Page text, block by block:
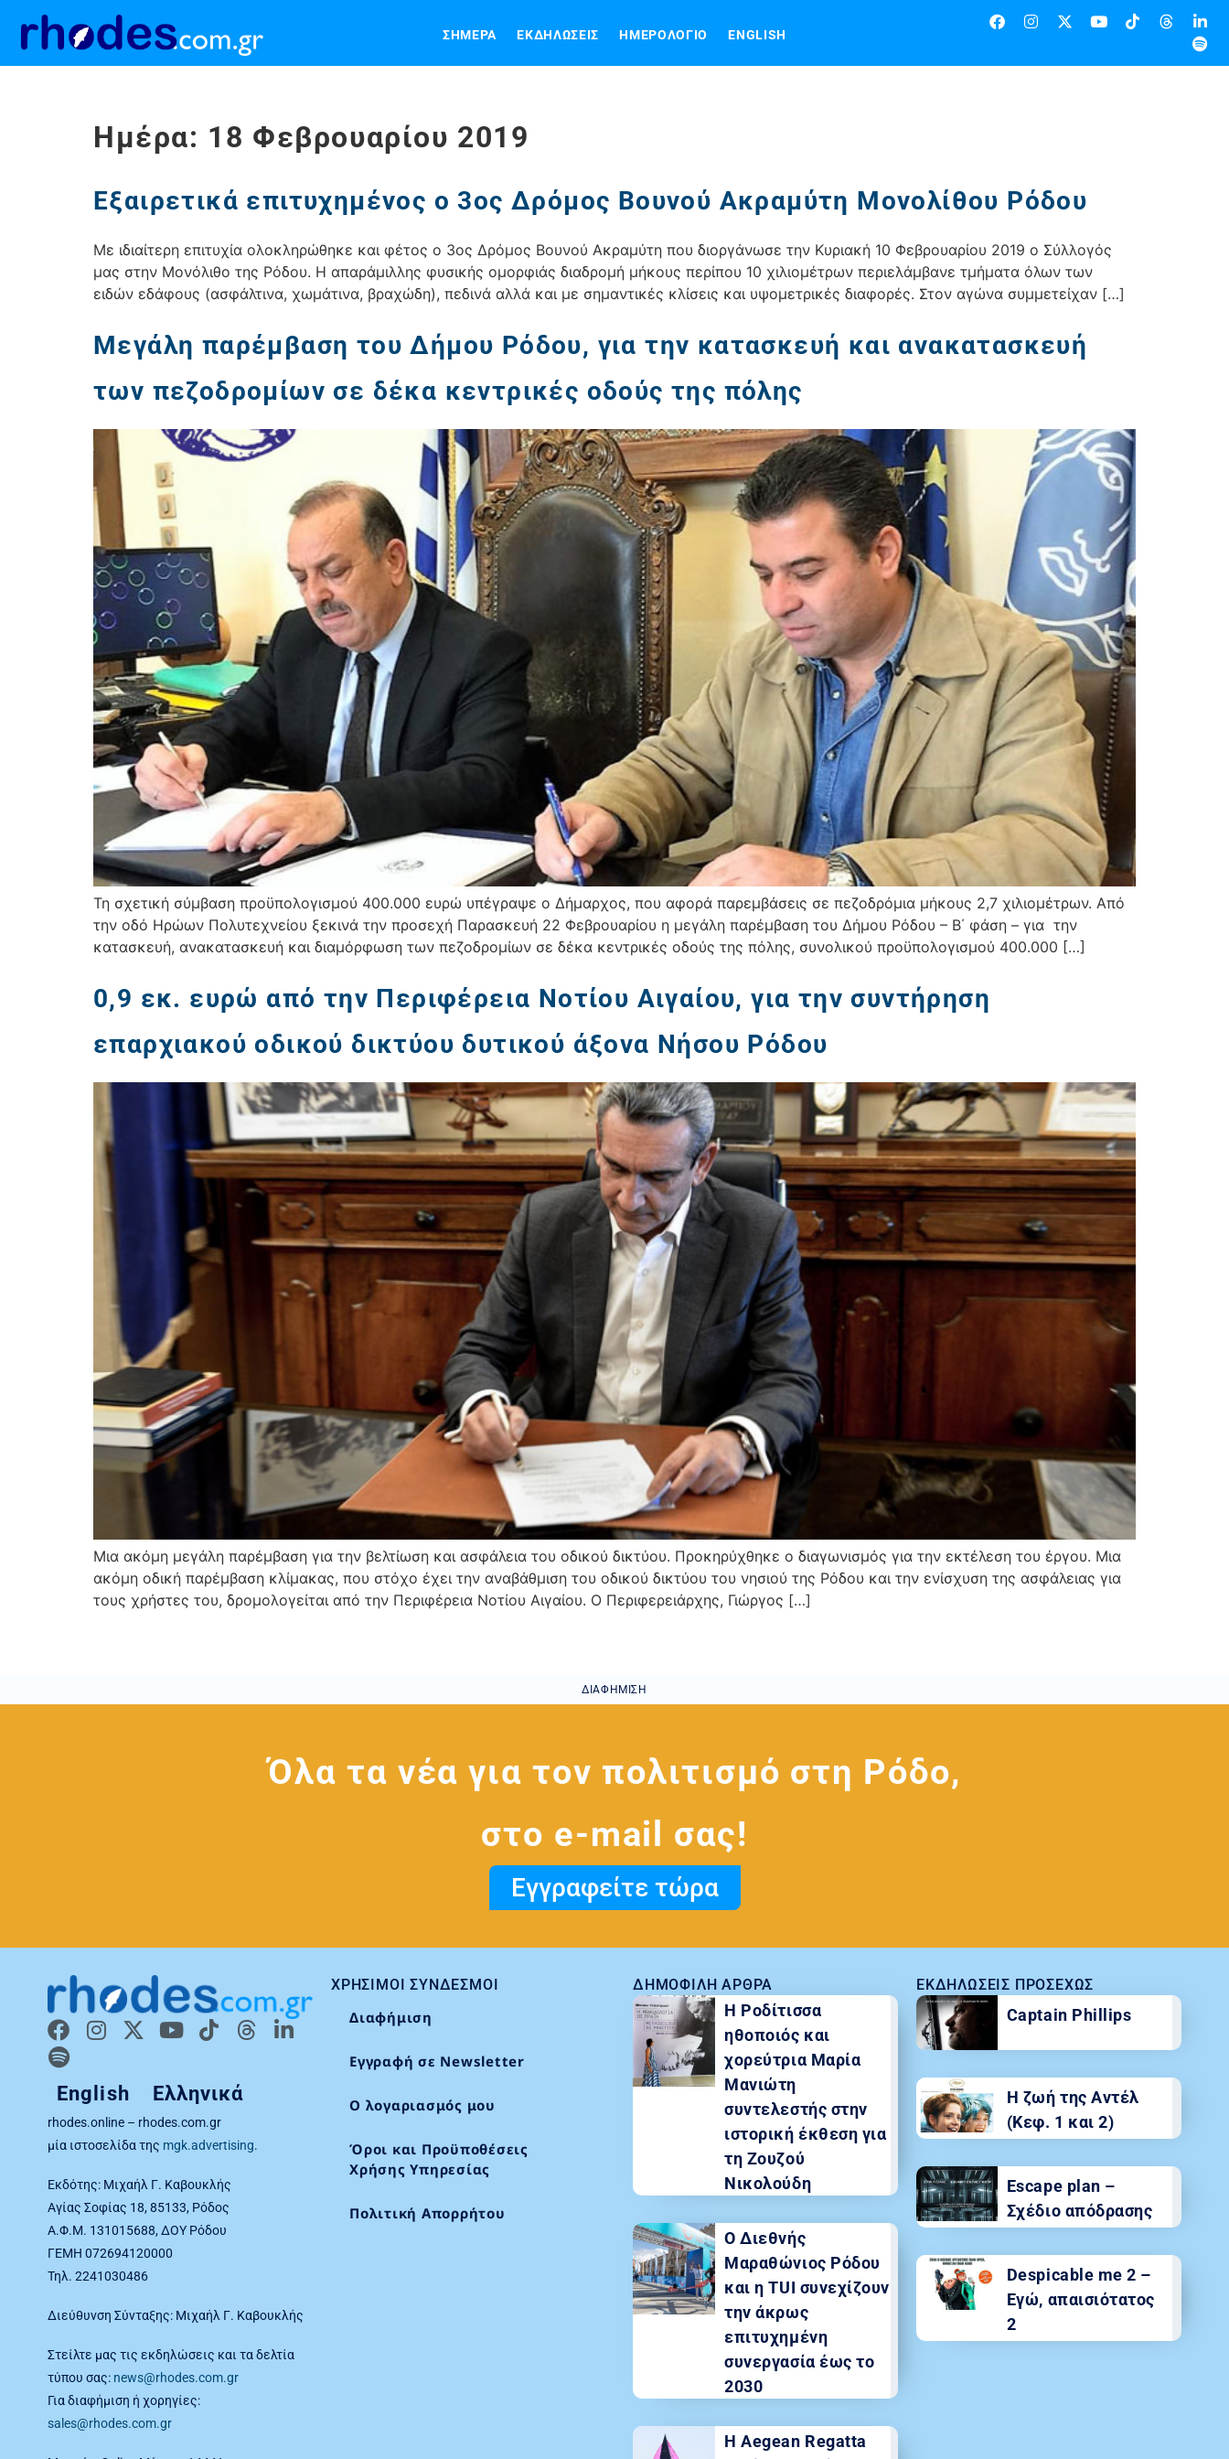
ΣΉΜΕΡΑ ΕΚΔΗΛΏΣΕΙΣ ΗΜΕΡΟΛΌΓΙΟ ENGLISH
Ημέρα: 18 Φεβρουαρίου 2019
Εξαιρετικά επιτυχημένος ο 3ος Δρόμος Βουνού Ακραμύτη Μονολίθου Ρόδου
Με ιδιαίτερη επιτυχία ολοκληρώθηκε και φέτος ο 3ος Δρόμος Βουνού Ακραμύτη που διοργάνωσε την Κυριακή 10 Φεβρουαρίου 2019 ο Σύλλογός
μας στην Μονόλιθο της Ρόδου. Η απαράμιλλης φυσικής ομορφιάς διαδρομή μήκους περίπου 10 χιλιομέτρων περιελάμβανε τμήματα όλων των
ειδών εδάφους (ασφάλτινα, χωμάτινα, βραχώδη), πεδινά αλλά και με σημαντικές κλίσεις και υψομετρικές διαφορές. Στον αγώνα συμμετείχαν […]
Μεγάλη παρέμβαση του Δήμου Ρόδου, για την κατασκευή και ανακατασκευή
των πεζοδρομίων σε δέκα κεντρικές οδούς της πόλης
Τη σχετική σύμβαση προϋπολογισμού 400.000 ευρώ υπέγραψε ο Δήμαρχος, που αφορά παρεμβάσεις σε πεζοδρόμια μήκους 2,7 χιλιομέτρων. Από
την οδό Ηρώων Πολυτεχνείου ξεκινά την προσεχή Παρασκευή 22 Φεβρουαρίου η μεγάλη παρέμβαση του Δήμου Ρόδου – Β΄ φάση – για την
κατασκευή, ανακατασκευή και διαμόρφωση των πεζοδρομίων σε δέκα κεντρικές οδούς της πόλης, συνολικού προϋπολογισμού 400.000 […]
0,9 εκ. ευρώ από την Περιφέρεια Νοτίου Αιγαίου, για την συντήρηση
επαρχιακού οδικού δικτύου δυτικού άξονα Νήσου Ρόδου
Μια ακόμη μεγάλη παρέμβαση για την βελτίωση και ασφάλεια του οδικού δικτύου. Προκηρύχθηκε ο διαγωνισμός για την εκτέλεση του έργου. Μια
ακόμη οδική παρέμβαση κλίμακας, που στόχο έχει την αναβάθμιση του οδικού δικτύου του νησιού της Ρόδου και την ενίσχυση της ασφάλειας για
τους χρήστες του, δρομολογείται από την Περιφέρεια Νοτίου Αιγαίου. Ο Περιφερειάρχης, Γιώργος […]
ΔΙΑΦΉΜΙΣΗ
Όλα τα νέα για τον πολιτισμό στη Ρόδο,
στο e-mail σας!
Εγγραφείτε τώρα
English Ελληνικά
rhodes.online – rhodes.com.gr
μία ιστοσελίδα της mgk.advertising.
Εκδότης: Μιχαήλ Γ. Καβουκλής
Αγίας Σοφίας 18, 85133, Ρόδος
Α.Φ.Μ. 131015688, ΔΟΥ Ρόδου
ΓΕΜΗ 072694120000
Τηλ. 2241030486
Διεύθυνση Σύνταξης: Μιχαήλ Γ. Καβουκλής
Στείλτε μας τις εκδηλώσεις και τα δελτία
τύπου σας: news@rhodes.com.gr
Για διαφήμιση ή χορηγίες:
sales@rhodes.com.gr
ΧΡΉΣΙΜΟΙ ΣΎΝΔΕΣΜΟΙ
Διαφήμιση
Εγγραφή σε Newsletter
Ο λογαριασμός μου
Όροι και Προϋποθέσεις
Χρήσης Υπηρεσίας
Πολιτική Απορρήτου
ΔΗΜΟΦΙΛΉ ΆΡΘΡΑ
Η Ροδίτισσα
ηθοποιός και
χορεύτρια Μαρία
Μανιώτη
συντελεστής στην
ιστορική έκθεση για
τη Ζουζού
Νικολούδη
Ο Διεθνής
Μαραθώνιος Ρόδου
και η TUI συνεχίζουν
την άκρως
επιτυχημένη
συνεργασία έως το
2030
Η Aegean Regatta
ΕΚΔΗΛΏΣΕΙΣ ΠΡΟΣΕΧΏΣ
Captain Phillips
Η ζωή της Αντέλ
(Κεφ. 1 και 2)
Escape plan –
Σχέδιο απόδρασης
Despicable me 2 –
Εγώ, απαισιότατος
2